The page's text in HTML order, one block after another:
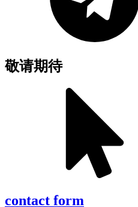
敬请期待
contact form